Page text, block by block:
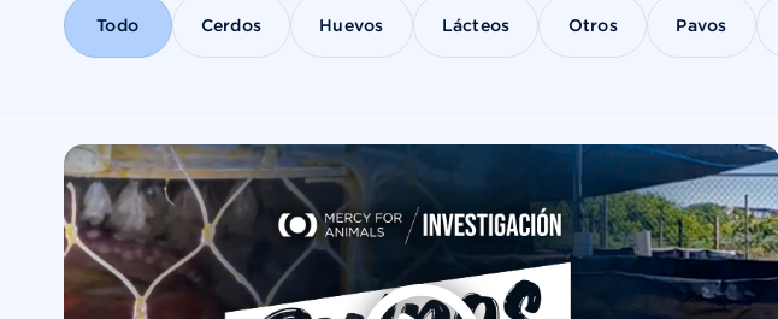
Todo Cerdos Huevos Lácteos Otros Pavos